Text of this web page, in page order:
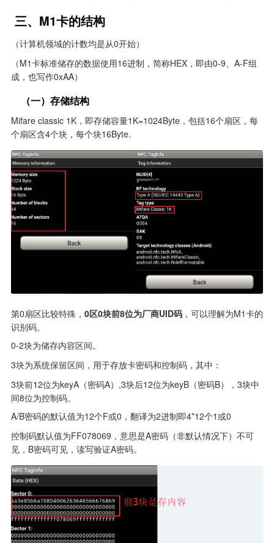
三、M1卡的结构
（计算机领域的计数均是从0开始）
（M1卡标准储存的数据使用16进制，简称HEX，即由0-9、A-F组
成，也写作0xAA）
    （一）存储结构
Mifare classic 1K，即存储容量1K=1024Byte，包括16个扇区，每
个扇区含4个块，每个块16Byte.
第0扇区比较特殊， 0区0块前8位为厂商UID码 ，可以理解为M1卡的
识别码。
0-2块为储存内容区间。
3块为系统保留区间，用于存放卡密码和控制码，其中：
3块前12位为keyA（密码A）,3块后12位为keyB（密码B），3块中
间8位为控制码。
A/B密码的默认值为12个F或0，翻译为2进制即4*12个1或0
控制码默认值为FF078069，意思是A密码（非默认情况下）不可
见，B密码可见，读写验证A密码。